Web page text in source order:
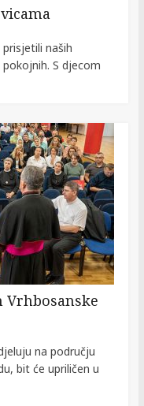
naših
S djecom
Vrhbosanske
na području
bit će upriličen u